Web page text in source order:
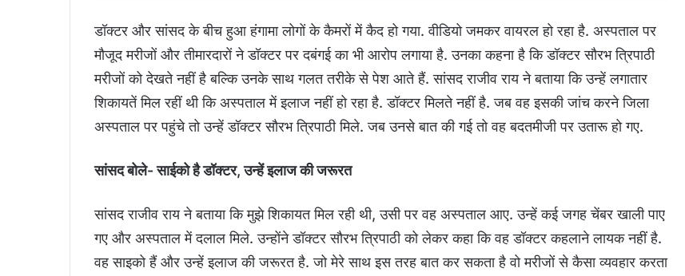
डॉक्टर और सांसद के बीच हुआ हंगामा लोगों के कैमरों में कैद हो गया. वीडियो जमकर वायरल हो रहा है. अस्पताल पर
मौजूद मरीजों और तीमारदारों ने डॉक्टर पर दबंगई का भी आरोप लगाया है. उनका कहना है कि डॉक्टर सौरभ त्रिपाठी
मरीजों को देखते नहीं है बल्कि उनके साथ गलत तरीके से पेश आते हैं. सांसद राजीव राय ने बताया कि उन्हें लगातार
शिकायतें मिल रहीं थी कि अस्पताल में इलाज नहीं हो रहा है. डॉक्टर मिलते नहीं है. जब वह इसकी जांच करने जिला
अस्पताल पर पहुंचे तो उन्हें डॉक्टर सौरभ त्रिपाठी मिले. जब उनसे बात की गई तो वह बदतमीजी पर उतारू हो गए.
सांसद बोले- साईको है डॉक्टर, उन्हें इलाज की जरूरत
सांसद राजीव राय ने बताया कि मुझे शिकायत मिल रही थी, उसी पर वह अस्पताल आए. उन्हें कई जगह चेंबर खाली पाए
गए और अस्पताल में दलाल मिले. उन्होंने डॉक्टर सौरभ त्रिपाठी को लेकर कहा कि वह डॉक्टर कहलाने लायक नहीं है.
वह साइको हैं और उन्हें इलाज की जरूरत है. जो मेरे साथ इस तरह बात कर सकता है वो मरीजों से कैसा व्यवहार करता